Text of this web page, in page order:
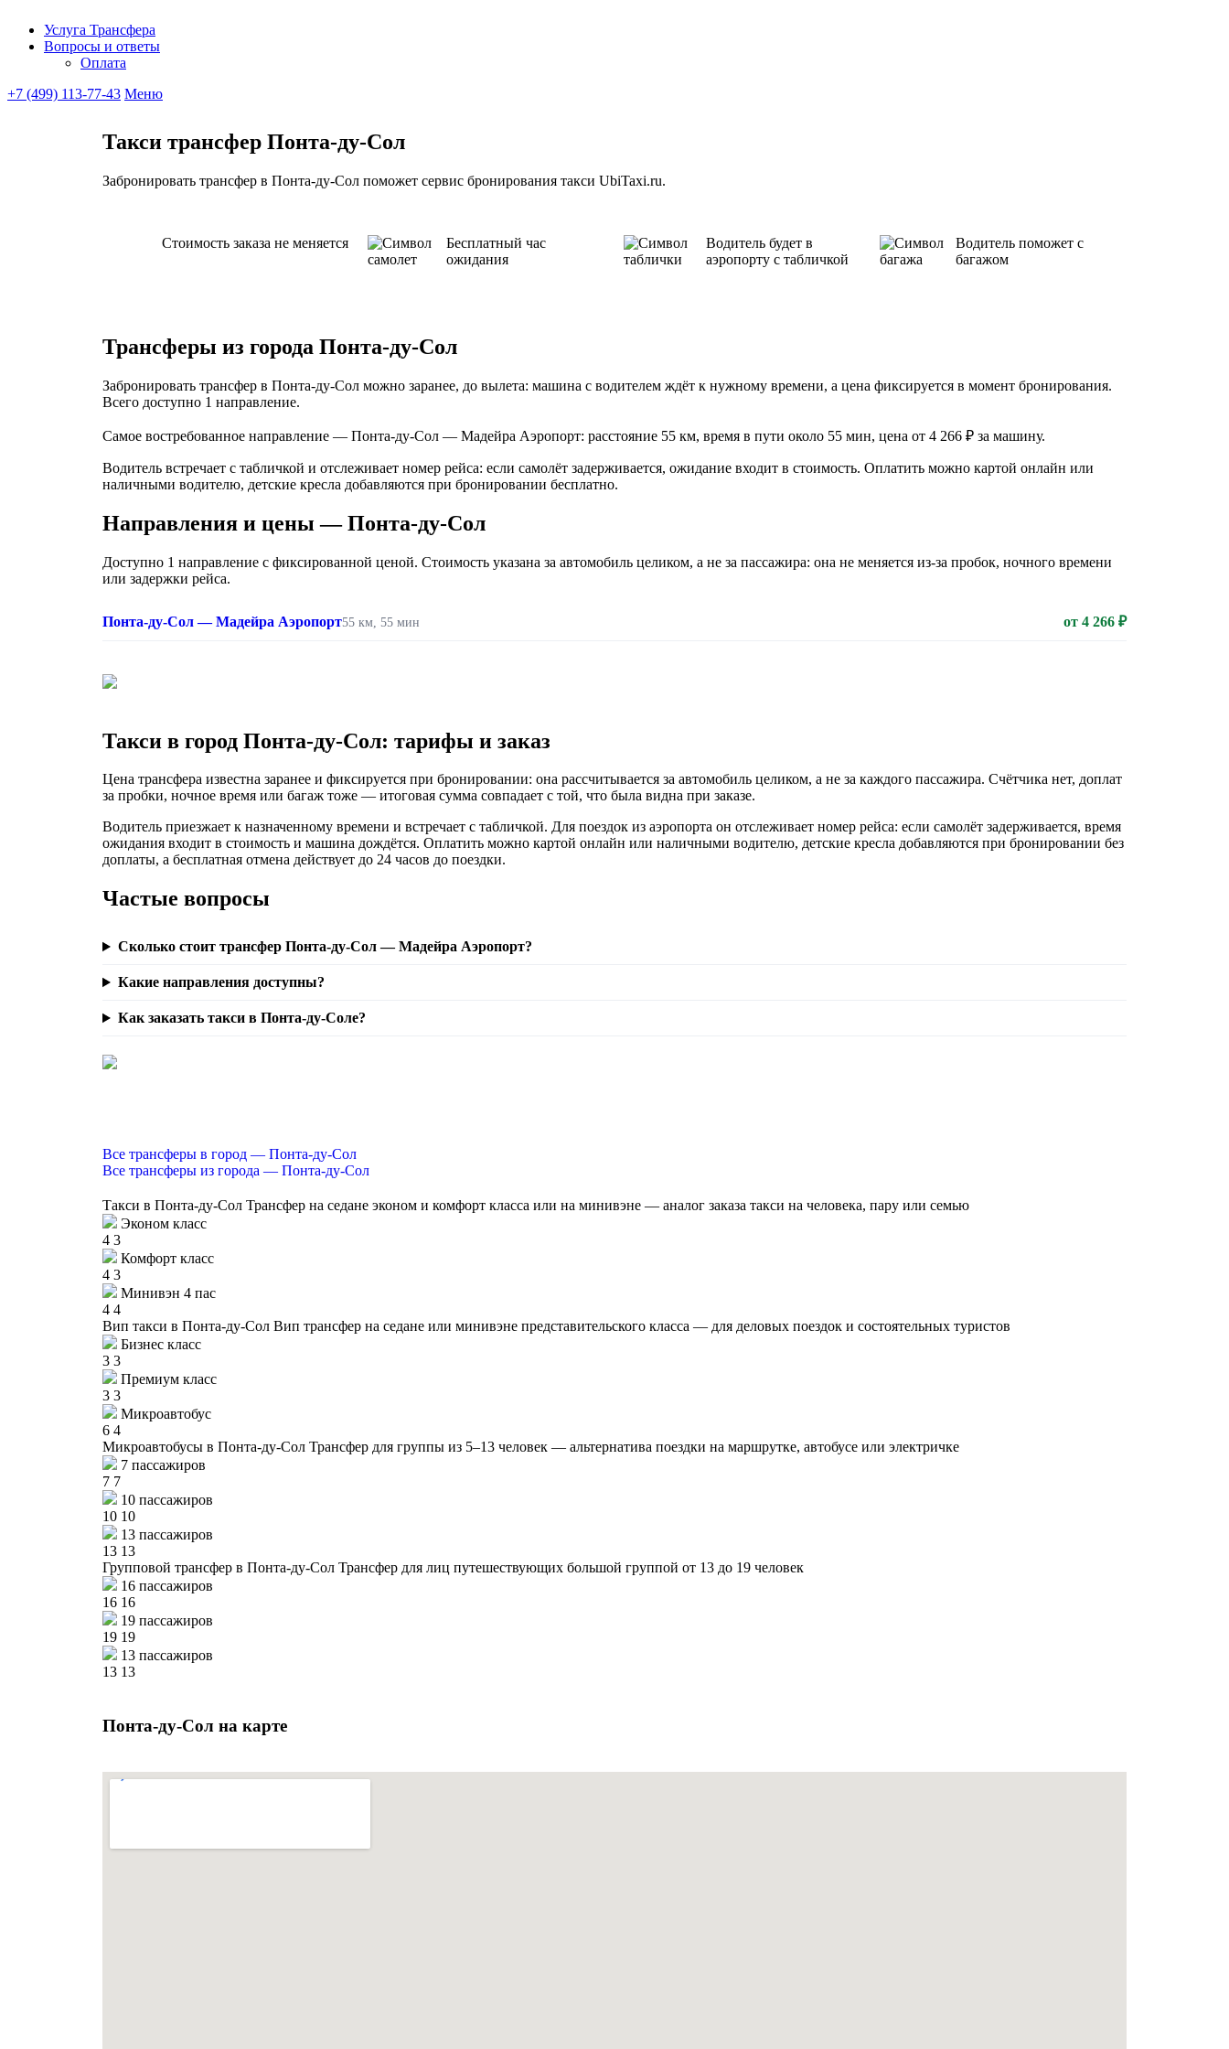
Ubitaxi
Услуга Трансфера
Вопросы и ответы
Оплата
+7 (499) 113-77-43 Меню
Такси трансфер Понта-ду-Сол
Забронировать трансфер в Понта-ду-Сол поможет сервис бронирования такси UbiTaxi.ru.
Стоимость заказа не меняется
Бесплатный час
ожидания
Водитель будет в
аэропорту с табличкой
Водитель поможет с
багажом
Трансферы из города Понта-ду-Сол
Забронировать трансфер в Понта-ду-Сол можно заранее, до вылета: машина с водителем ждёт к нужному времени, а цена фиксируется в момент бронирования.
Всего доступно 1 направление.
Самое востребованное направление — Понта-ду-Сол — Мадейра Аэропорт: расстояние 55 км, время в пути около 55 мин, цена от 4 266 ₽ за машину.
Водитель встречает с табличкой и отслеживает номер рейса: если самолёт задерживается, ожидание входит в стоимость. Оплатить можно картой онлайн или
наличными водителю, детские кресла добавляются при бронировании бесплатно.
Направления и цены — Понта-ду-Сол
Доступно 1 направление с фиксированной ценой. Стоимость указана за автомобиль целиком, а не за пассажира: она не меняется из-за пробок, ночного времени
или задержки рейса.
Понта-ду-Сол — Мадейра Аэропорт55 км, 55 мин от 4 266 ₽
Такси в город Понта-ду-Сол: тарифы и заказ
Цена трансфера известна заранее и фиксируется при бронировании: она рассчитывается за автомобиль целиком, а не за каждого пассажира. Счётчика нет, доплат
за пробки, ночное время или багаж тоже — итоговая сумма совпадает с той, что была видна при заказе.
Водитель приезжает к назначенному времени и встречает с табличкой. Для поездок из аэропорта он отслеживает номер рейса: если самолёт задерживается, время
ожидания входит в стоимость и машина дождётся. Оплатить можно картой онлайн или наличными водителю, детские кресла добавляются при бронировании без
доплаты, а бесплатная отмена действует до 24 часов до поездки.
Частые вопросы
Сколько стоит трансфер Понта-ду-Сол — Мадейра Аэропорт?
Какие направления доступны?
Как заказать такси в Понта-ду-Соле?
Все трансферы в город — Понта-ду-Сол
Все трансферы из города — Понта-ду-Сол
Такси в Понта-ду-Сол Трансфер на седане эконом и комфорт класса или на минивэне — аналог заказа такси на человека, пару или семью
Эконом класс
4 3
Комфорт класс
4 3
Минивэн 4 пас
4 4
Вип такси в Понта-ду-Сол Вип трансфер на седане или минивэне представительского класса — для деловых поездок и состоятельных туристов
Бизнес класс
3 3
Премиум класс
3 3
Микроавтобус
6 4
Микроавтобусы в Понта-ду-Сол Трансфер для группы из 5–13 человек — альтернатива поездки на маршрутке, автобусе или электричке
7 пассажиров
7 7
10 пассажиров
10 10
13 пассажиров
13 13
Групповой трансфер в Понта-ду-Сол Трансфер для лиц путешествующих большой группой от 13 до 19 человек
16 пассажиров
16 16
19 пассажиров
19 19
13 пассажиров
13 13
Понта-ду-Сол на карте